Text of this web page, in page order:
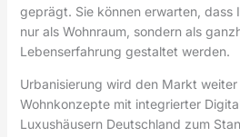
geprägt. Sie können erwarten, dass
nur als Wohnraum, sondern als
Lebenserfahrung gestaltet werden.
Urbanisierung wird den Markt
Wohnkonzepte mit integrierter
Luxushäusern Deutschland zum